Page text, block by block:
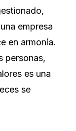
empresa
en armonía.
personas,
es una
se